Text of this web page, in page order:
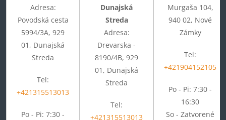
Adresa:
Povodská cesta
5994/3A, 929
01, Dunajská
Streda
Tel:
+421315513013
Po - Pi: 7:30 -
Dunajská
Streda
Adresa:
Drevarska -
8190/4B, 929
01, Dunajská
Streda
Tel:
+421315513013
Murgaša 104,
940 02, Nové
Zámky
Tel:
+421904152105
Po - Pi: 7:30 -
16:30
So - Zatvorené